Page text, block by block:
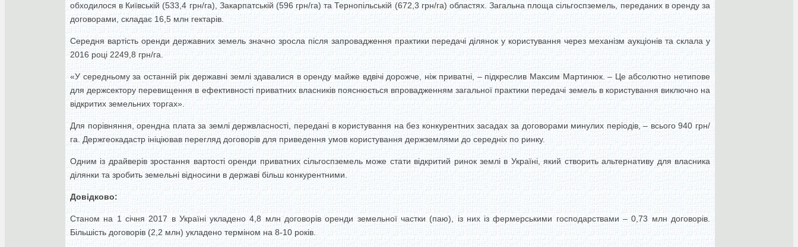
обходилося в Київській (533,4 грн/га), Закарпатській (596 грн/га) та Тернопільській (672,3 грн/га) областях. Загальна площа сільгоспземель, переданих в оренду за
договорами, складає 16,5 млн гектарів.
Середня вартість оренди державних земель значно зросла після запровадження практики передачі ділянок у користування через механізм аукціонів та склала у
2016 році 2249,8 грн/га.
«У середньому за останній рік державні землі здавалися в оренду майже вдвічі дорожче, ніж приватні, – підкреслив Максим Мартинюк. – Це абсолютно нетипове
для держсектору перевищення в ефективності приватних власників пояснюється впровадженням загальної практики передачі земель в користування виключно на
відкритих земельних торгах».
Для порівняння, орендна плата за землі держвласності, передані в користування на без конкурентних засадах за договорами минулих періодів, – всього 940 грн/
га. Держгеокадастр ініціював перегляд договорів для приведення умов користування держземлями до середніх по ринку.
Одним із драйверів зростання вартості оренди приватних сільгоспземель може стати відкритий ринок землі в Україні, який створить альтернативу для власника
ділянки та зробить земельні відносини в державі більш конкурентними.
Довідково:
Станом на 1 січня 2017 в Україні укладено 4,8 млн договорів оренди земельної частки (паю), із них із фермерськими господарствами – 0,73 млн договорів.
Більшість договорів (2,2 млн) укладено терміном на 8-10 років.